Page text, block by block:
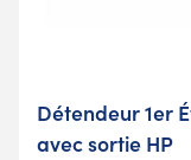
Détendeur 1er
avec sortie HP